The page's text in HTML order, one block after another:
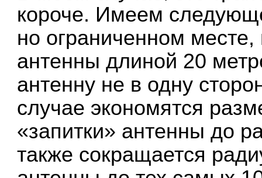
короче. Имеем
но ограниченном месте,
антенны длиной 20
антенну не в одну
случае экономятся
«запитки» антенны до
также сокращается